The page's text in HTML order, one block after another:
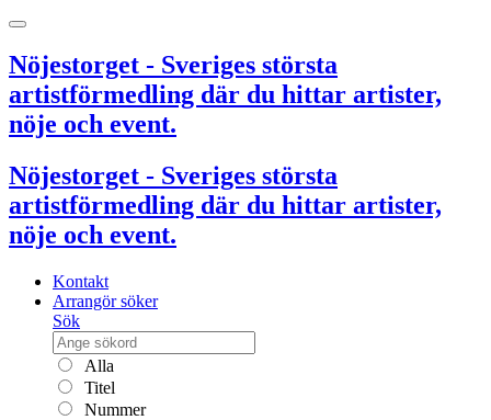
Nöjestorget - Sveriges största
artistförmedling där du hittar artister,
nöje och event.
Nöjestorget - Sveriges största
artistförmedling där du hittar artister,
nöje och event.
Kontakt
Arrangör söker
Sök
Alla
Titel
Nummer